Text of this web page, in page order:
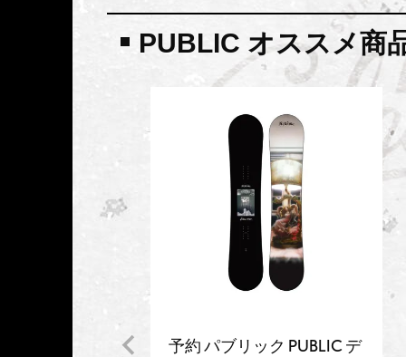
PUBLIC オススメ商
予約 パブリック PUBLIC デ